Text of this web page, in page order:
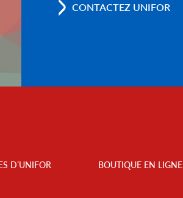
CONTACTEZ UNIFOR
D’UNIFOR BOUTIQUE EN LIGNE